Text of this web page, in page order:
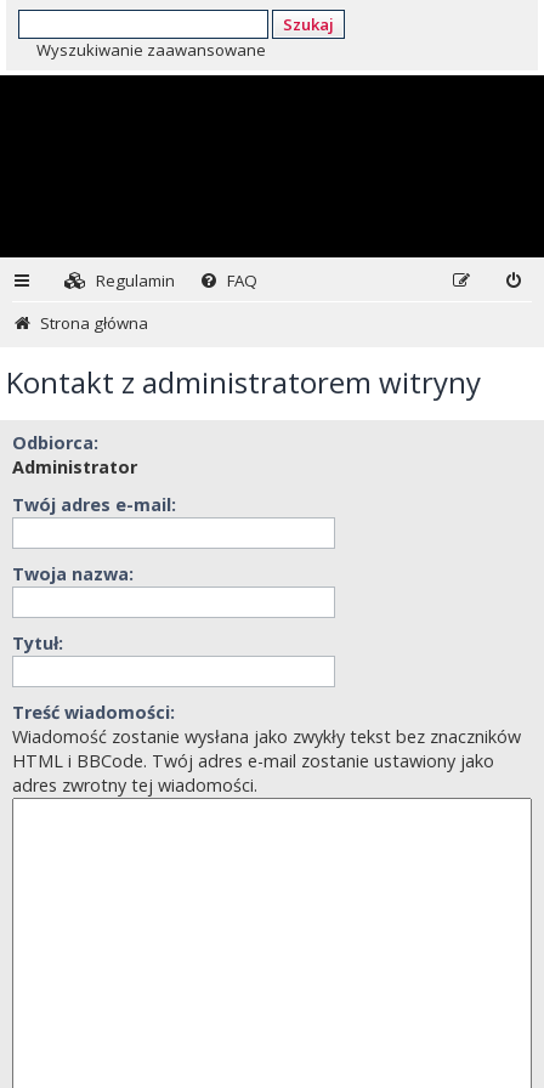
Szukaj
Wyszukiwanie zaawansowane
Regulamin
FAQ
Strona główna
Kontakt z administratorem witryny
Odbiorca:
Administrator
Twój adres e-mail:
Twoja nazwa:
Tytuł:
Treść wiadomości:
Wiadomość zostanie wysłana jako zwykły tekst bez znaczników
HTML i BBCode. Twój adres e-mail zostanie ustawiony jako
adres zwrotny tej wiadomości.